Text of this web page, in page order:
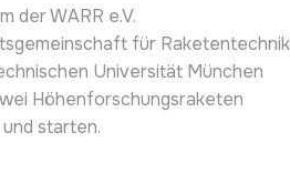
der WARR e.V.
für Raketentechnik
Universität München
Höhenforschungsraketen
starten.